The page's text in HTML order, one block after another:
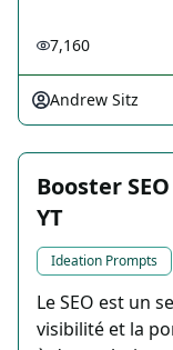
7,160
Andrew Sitz
Booster
YT
Ideation Prompts
Le SEO est un
visibilité et la